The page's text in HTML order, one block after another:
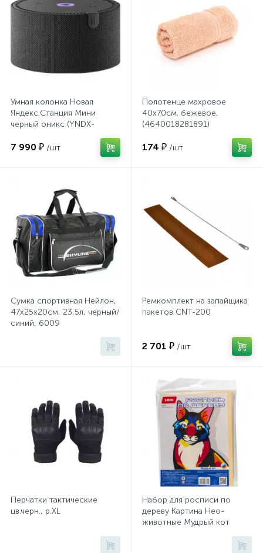
Умная колонка Новая
Яндекс.Станция Мини
черный оникс (YNDX-
7 990 ₽ /шт
Полотенце махровое
40х70см. бежевое,
(4640018281891)
174 ₽ /шт
Сумка спортивная Нейлон,
47х25х20см, 23,5л, черный/
синий, 6009
Ремкомплект на запайщика
пакетов CNT-200
2 701 ₽ /шт
Перчатки тактические
цв.черн., р.XL
Набор для росписи по
дереву Картина Нео-
животные Мудрый кот
Сейфы огнестойкие
Сейфы оружейные
Системы хранения
Столы обеденные
Стулья для посетителей
Тележки специализированные
Урны
Флаги
Фурнитура и комплектующие
Фурнитура к дверям